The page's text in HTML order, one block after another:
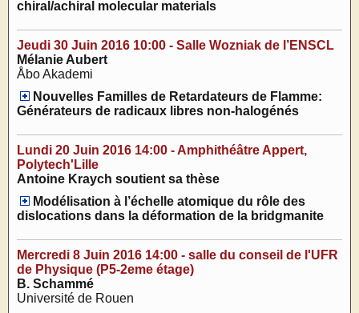
chiral/achiral molecular materials
Jeudi 30 Juin 2016 10:00 - Salle Wozniak de l’ENSCL
Mélanie Aubert
Åbo Akademi
Nouvelles Familles de Retardateurs de Flamme:
Générateurs de radicaux libres non-halogénés
Lundi 20 Juin 2016 14:00 - Amphithéâtre Appert,
Polytech'Lille
Antoine Kraych soutient sa thèse
Modélisation à l’échelle atomique du rôle des
dislocations dans la déformation de la bridgmanite
Mercredi 8 Juin 2016 14:00 - salle du conseil de l'UFR
de Physique (P5-2eme étage)
B. Schammé
Université de Rouen